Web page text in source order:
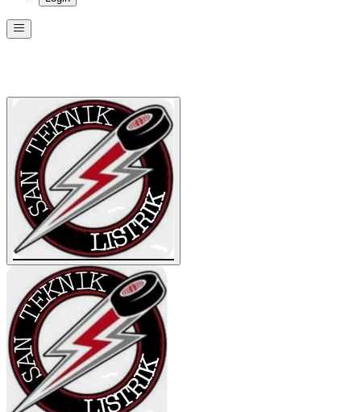
Menu ini berisi navigasi untuk mengakses fitur-fitur di KangPro